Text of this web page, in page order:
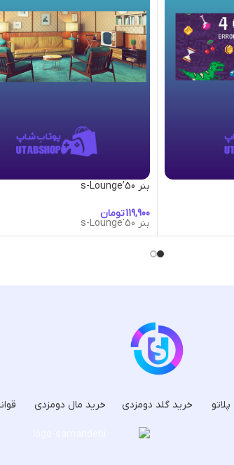
بنر 50’s-Lounge
تومان
بنر 50's-Lounge
خرید گلد دومزدی خرید مال دومزدی